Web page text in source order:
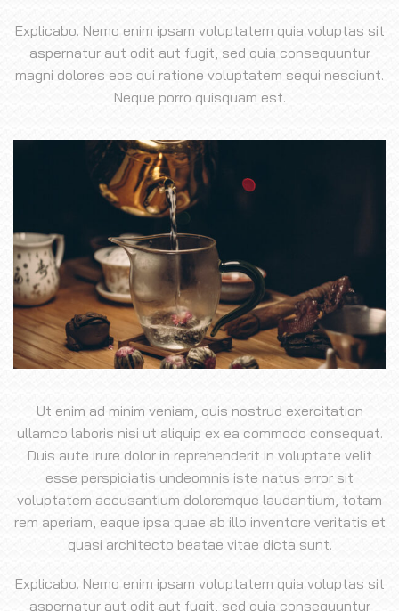
Explicabo. Nemo enim ipsam voluptatem quia voluptas sit
aspernatur aut odit aut fugit, sed quia consequuntur
magni dolores eos qui ratione voluptatem sequi nesciunt.
Neque porro quisquam est.
Ut enim ad minim veniam, quis nostrud exercitation
ullamco laboris nisi ut aliquip ex ea commodo consequat.
Duis aute irure dolor in reprehenderit in voluptate velit
esse perspiciatis undeomnis iste natus error sit
voluptatem accusantium doloremque laudantium, totam
rem aperiam, eaque ipsa quae ab illo inventore veritatis et
quasi architecto beatae vitae dicta sunt.
Explicabo. Nemo enim ipsam voluptatem quia voluptas sit
aspernatur aut odit aut fugit, sed quia consequuntur